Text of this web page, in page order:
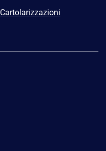
Cartolarizzazioni